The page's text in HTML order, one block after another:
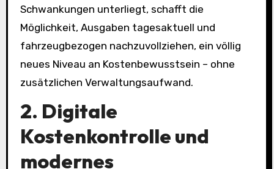
Schwankungen unterliegt, schafft die
Möglichkeit, Ausgaben tagesaktuell und
fahrzeugbezogen nachzuvollziehen, ein völlig
neues Niveau an Kostenbewusstsein – ohne
zusätzlichen Verwaltungsaufwand.
2. Digitale
Kostenkontrolle und
modernes